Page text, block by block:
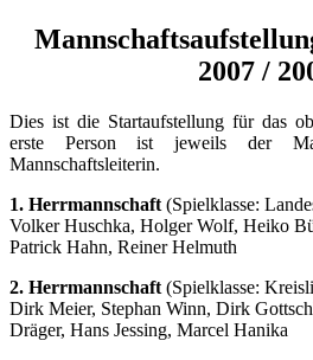
2007 /
Dies ist die Startaufstellung für das
erste Person ist jeweils der
Mannschaftsleiterin.
1. Herrmannschaft (Spielklasse:
Volker Huschka, Holger Wolf, Heiko
Patrick Hahn, Reiner Helmuth
2. Herrmannschaft (Spielklasse:
Dirk Meier, Stephan Winn, Dirk
Dräger, Hans Jessing, Marcel Hanika